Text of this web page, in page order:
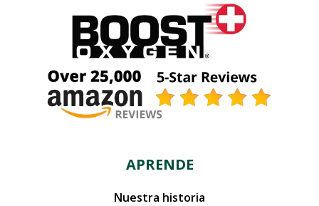
APRENDE
Nuestra historia